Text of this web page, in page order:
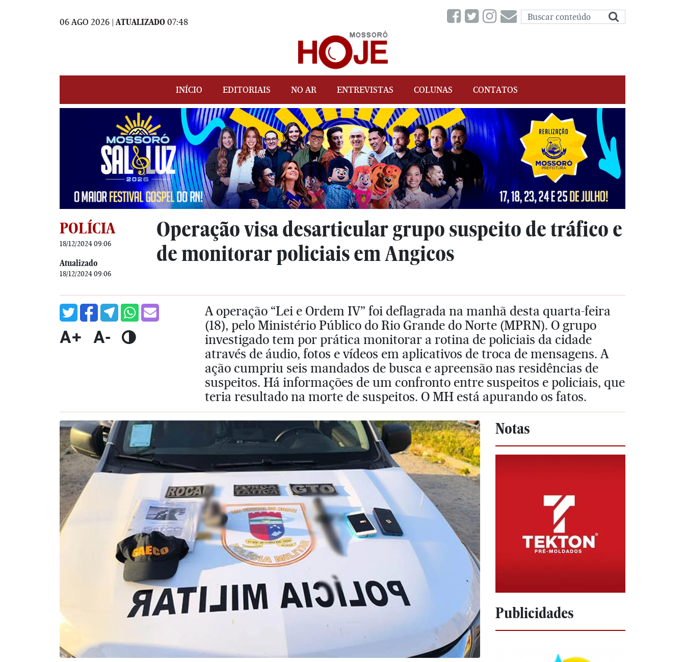
06 AGO 2026 | ATUALIZADO 07:48
INÍCIO EDITORIAIS NO AR ENTREVISTAS COLUNAS CONTATOS
POLÍCIA
18/12/2024 09:06
Atualizado
18/12/2024 09:06
Operação visa desarticular grupo suspeito de tráfico e
de monitorar policiais em Angicos
A+ A-
A operação “Lei e Ordem IV” foi deflagrada na manhã desta quarta-feira
(18), pelo Ministério Público do Rio Grande do Norte (MPRN). O grupo
investigado tem por prática monitorar a rotina de policiais da cidade
através de áudio, fotos e vídeos em aplicativos de troca de mensagens. A
ação cumpriu seis mandados de busca e apreensão nas residências de
suspeitos. Há informações de um confronto entre suspeitos e policiais, que
teria resultado na morte de suspeitos. O MH está apurando os fatos.
Notas
Publicidades